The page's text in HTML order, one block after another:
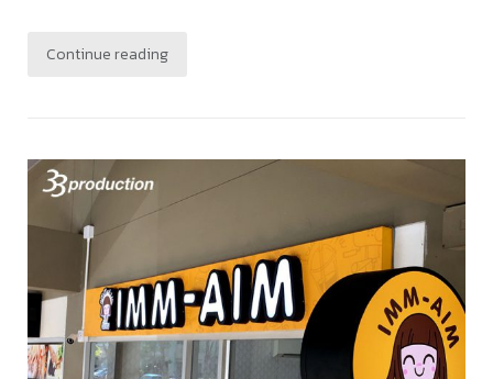
Continue reading